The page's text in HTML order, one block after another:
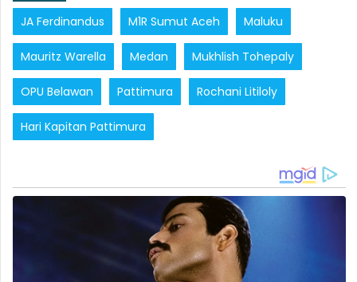
JA Ferdinandus M1R Sumut Aceh Maluku
Mauritz Warella Medan Mukhlish Tohepaly
OPU Belawan Pattimura Rochani Litiloly
Hari Kapitan Pattimura